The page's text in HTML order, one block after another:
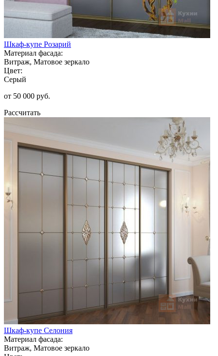
Шкаф-купе Розарий
Материал фасада:
Витраж, Матовое зеркало
Цвет:
Серый
от 50 000 руб.
Рассчитать
Шкаф-купе Селония
Материал фасада:
Витраж, Матовое зеркало